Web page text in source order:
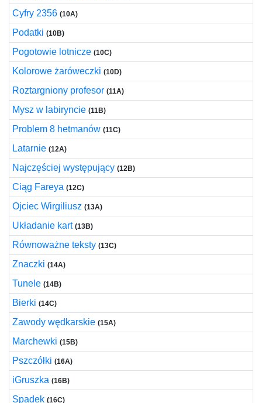
Cyfry 2356 (10A)
Podatki (10B)
Pogotowie lotnicze (10C)
Kolorowe żaróweczki (10D)
Roztargniony profesor (11A)
Mysz w labiryncie (11B)
Problem 8 hetmanów (11C)
Latarnie (12A)
Najczęściej występujący (12B)
Ciąg Fareya (12C)
Ojciec Wirgiliusz (13A)
Układanie kart (13B)
Równoważne teksty (13C)
Znaczki (14A)
Tunele (14B)
Bierki (14C)
Zawody wędkarskie (15A)
Marchewki (15B)
Pszczółki (16A)
iGruszka (16B)
Spadek (16C)